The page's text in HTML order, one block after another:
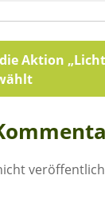
Aktion